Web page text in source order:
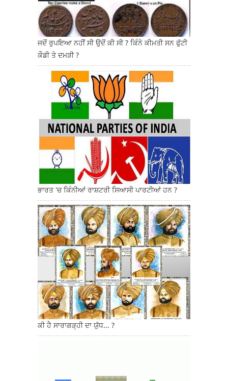
ਜਦੋਂ ਰੁਪਇਆ ਨਹੀਂ ਸੀ ਉਦੋਂ ਕੀ ਸੀ ? ਕਿੰਨੇ ਕੀਮਤੀ ਸਨ ਫੁੱਟੀ
ਕੌਡੀ ਤੇ ਦਮੜੀ ?
ਭਾਰਤ 'ਚ ਕਿੰਨੀਆਂ ਰਾਸ਼ਟਰੀ ਸਿਆਸੀ ਪਾਰਟੀਆਂ ਹਨ ?
ਕੀ ਹੈ ਸਾਰਾਗੜ੍ਹੀ ਦਾ ਯੁੱਧ... ?